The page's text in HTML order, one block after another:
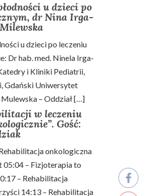
u dzieci po
dr Nina Irga-
u dzieci po leczeniu
Dr hab. med. Ninela Irga-
i Kliniki Pediatrii,
Gdański Uniwersytet
– Oddział […]
w leczeniu
Gość:
onkologiczna
– Fizjoterapia to
– Rehabilitacja
14:13 – Rehabilitacja